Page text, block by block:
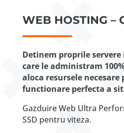
WEB HOSTING –
Detinem proprile
care le administram
aloca resursele necesare
functionare perfecta a
Gazduire Web Ultra
SSD pentru viteza.